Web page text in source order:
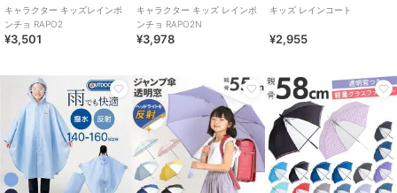
キャラクター キッズレインポ
ンチョ RAPO2
¥3,501
キャラクター キッズ レインポ
ンチョ RAPO2N
¥3,978
キッズ レインコート
¥2,955